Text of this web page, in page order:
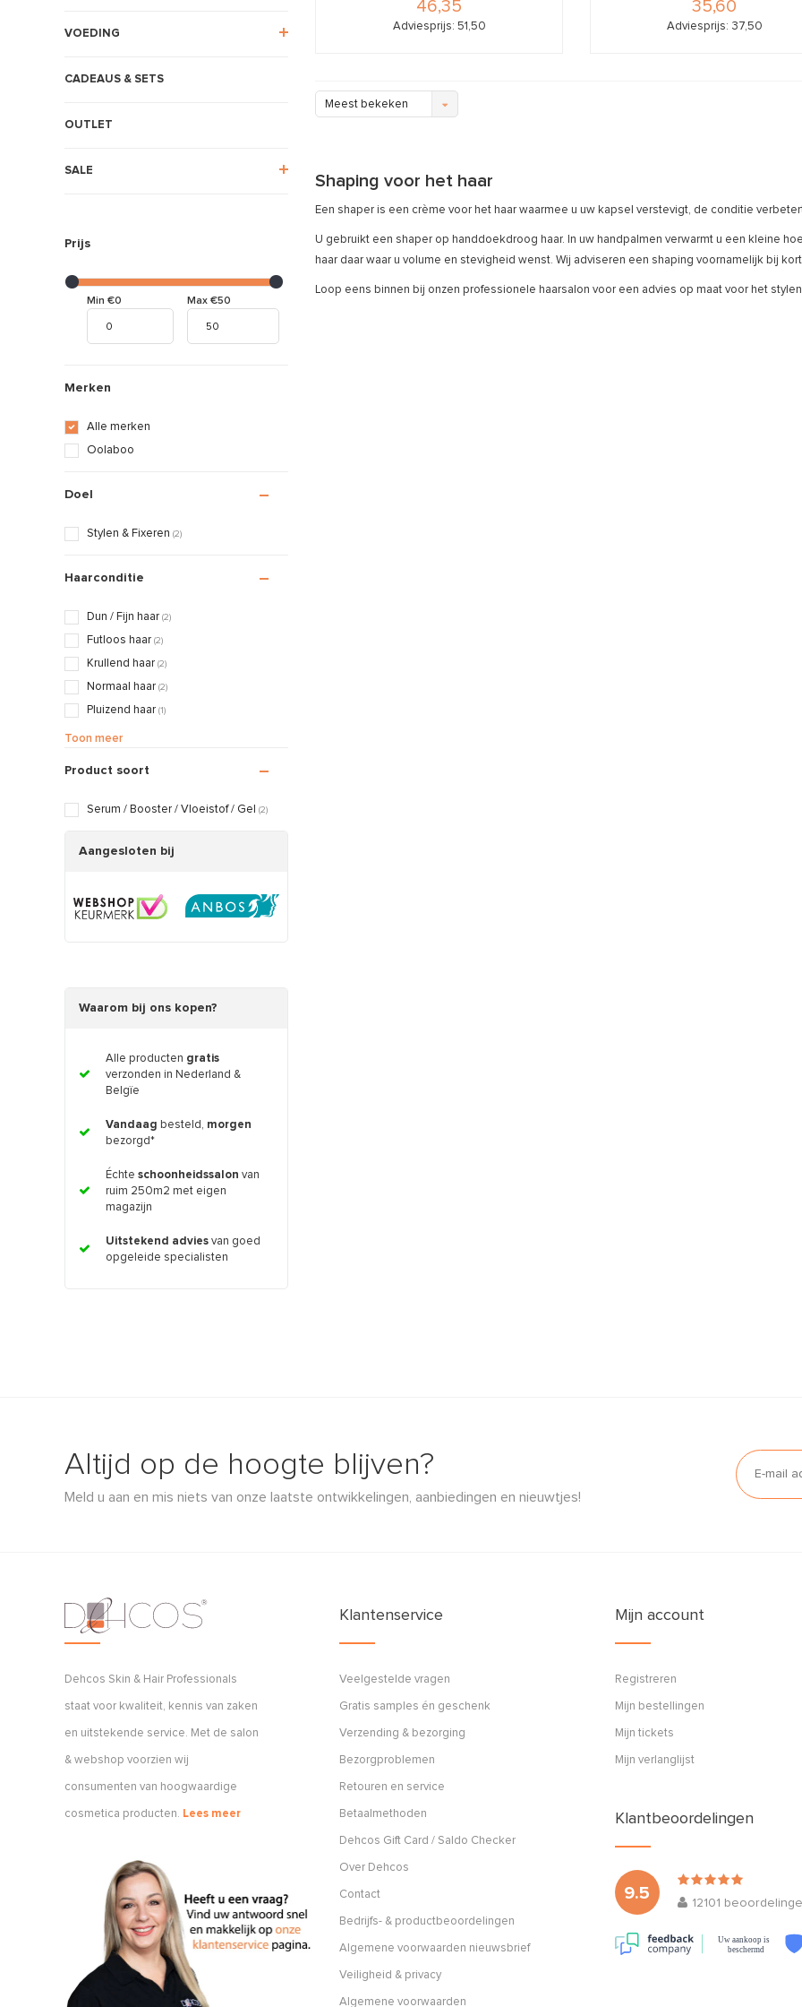
VOEDING
CADEAUS & SETS
OUTLET
SALE
Prijs
Min €0 Max €50
Merken
Alle merken
Oolaboo
Doel
Stylen & Fixeren (2)
Haarconditie
Dun / Fijn haar (2)
Futloos haar (2)
Krullend haar (2)
Normaal haar (2)
Pluizend haar (1)
Vet haar / Vette hoofdhuid
Toon meer
Product soort
Serum / Booster / Vloeistof / Gel (2)
Aangesloten bij
Waarom bij ons kopen?
Alle producten gratis
verzonden in Nederland &
Belgïe
Vandaag besteld, morgen
bezorgd*
Échte schoonheidssalon van
ruim 250m2 met eigen
magazijn
Uitstekend advies van goed
opgeleide specialisten
46,35
Adviesprijs: 51,50
35,60
Adviesprijs: 37,50
Meest bekeken
Shaping voor het haar
Een shaper is een crème voor het haar waarmee u uw kapsel verstevigt, de conditie
U gebruikt een shaper op handdoekdroog haar. In uw handpalmen verwarmt u een kleine
haar daar waar u volume en stevigheid wenst. Wij adviseren een shaping voornamelijk bij
Loop eens binnen bij onzen professionele haarsalon voor een advies op maat voor het stylen
Altijd op de hoogte blijven?
Meld u aan en mis niets van onze laatste ontwikkelingen, aanbiedingen en nieuwtjes!
Dehcos Skin & Hair Professionals
staat voor kwaliteit, kennis van zaken
en uitstekende service. Met de salon
& webshop voorzien wij
consumenten van hoogwaardige
cosmetica producten. Lees meer
Klantenservice
Veelgestelde vragen
Gratis samples én geschenk
Verzending & bezorging
Bezorgproblemen
Retouren en service
Betaalmethoden
Dehcos Gift Card / Saldo Checker
Over Dehcos
Contact
Bedrijfs- & productbeoordelingen
Algemene voorwaarden nieuwsbrief
Veiligheid & privacy
Algemene voorwaarden
Mijn account
Registreren
Mijn bestellingen
Mijn tickets
Mijn verlanglijst
Klantbeoordelingen
9.5
12101
Uw aankoop is
beschermd